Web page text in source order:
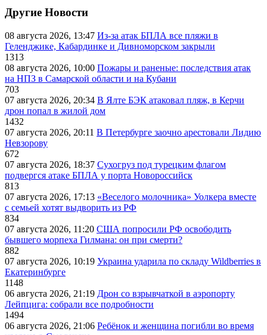
Другие Новости
08 августа 2026, 13:47 Из-за атак БПЛА все пляжи в
Геленджике, Кабардинке и Дивноморском закрыли
1313
08 августа 2026, 10:00 Пожары и раненые: последствия атак
на НПЗ в Самарской области и на Кубани
703
07 августа 2026, 20:34 В Ялте БЭК атаковал пляж, в Керчи
дрон попал в жилой дом
1432
07 августа 2026, 20:11 В Петербурге заочно арестовали Лидию
Невзорову
672
07 августа 2026, 18:37 Сухогруз под турецким флагом
подвергся атаке БПЛА у порта Новороссийск
813
07 августа 2026, 17:13 «Веселого молочника» Уолкера вместе
с семьей хотят выдворить из РФ
834
07 августа 2026, 11:20 США попросили РФ освободить
бывшего морпеха Гилмана: он при смерти?
882
07 августа 2026, 10:19 Украина ударила по складу Wildberries в
Екатеринбурге
1148
06 августа 2026, 21:19 Дрон со взрывчаткой в аэропорту
Лейпцига: собрали все подробности
1494
06 августа 2026, 21:06 Ребёнок и женщина погибли во время